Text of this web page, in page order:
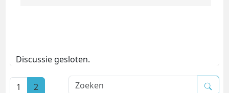
Discussie gesloten.
1 2